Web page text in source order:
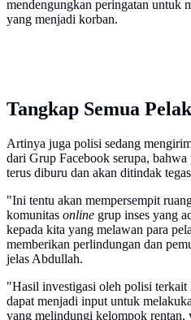
mendengungkan peringatan untuk
yang menjadi korban.
Tangkap Semua
Artinya juga polisi sedang
dari Grup Facebook serupa, bahwa
terus diburu dan akan ditindak
"Ini tentu akan mempersempit
komunitas online grup inses yang
kepada kita yang melawan para
memberikan perlindungan dan
jelas Abdullah.
"Hasil investigasi oleh polisi terkait
dapat menjadi input untuk
yang melindungi kelompok rentan,